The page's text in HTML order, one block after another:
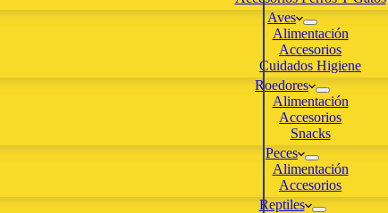
Aves
Alimentación
Accesorios
Cuidados Higiene
Roedores
Alimentación
Accesorios
Snacks
Peces
Alimentación
Accesorios
Reptiles